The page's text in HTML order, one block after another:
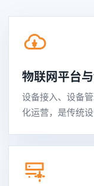
物联网平台
设备接入、设备
化运营，是传统